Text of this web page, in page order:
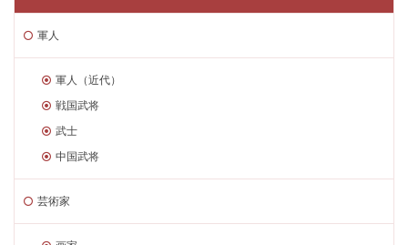
軍人
軍人（近代）
戦国武将
武士
中国武将
芸術家